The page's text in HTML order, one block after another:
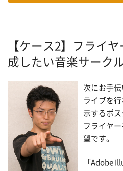
【ケース2】フライ
成したい音楽サーク
次にお手
ライブを
示するポ
フライヤ
望です。
「Adobe